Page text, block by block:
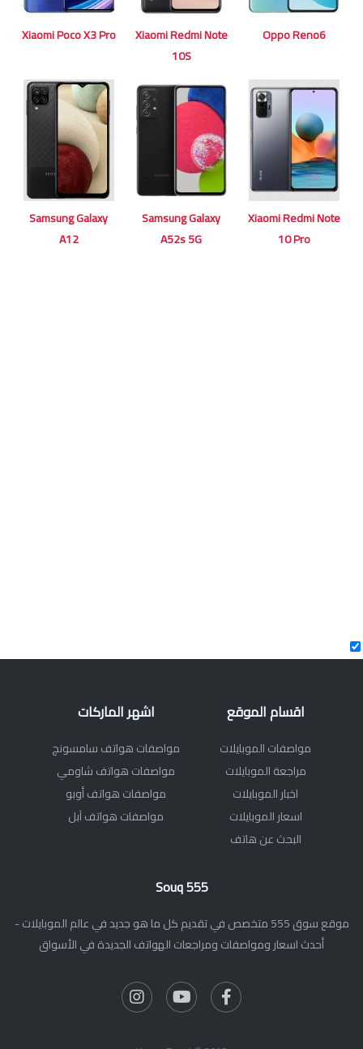
Oppo Reno6
Xiaomi Redmi Note
10S
Xiaomi Poco X3 Pro
Xiaomi Redmi Note
10 Pro
Samsung Galaxy
A52s 5G
Samsung Galaxy
A12
اشهر الماركات
مواصفات هواتف سامسونج
مواصفات هواتف شاومي
مواصفات هواتف أوبو
مواصفات هواتف آبل
اقسام الموقع
مواصفات الموبايلات
مراجعة الموبايلات
اخبار الموبايلات
اسعار الموبايلات
البحث عن هاتف
Souq 555
موقع سوق 555 متخصص في تقديم كل ما هو جديد في عالم الموبايلات -
أحدث اسعار ومواصفات ومراجعات الهواتف الجديدة في الأسواق